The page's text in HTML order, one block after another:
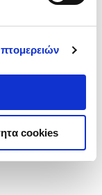
cookies